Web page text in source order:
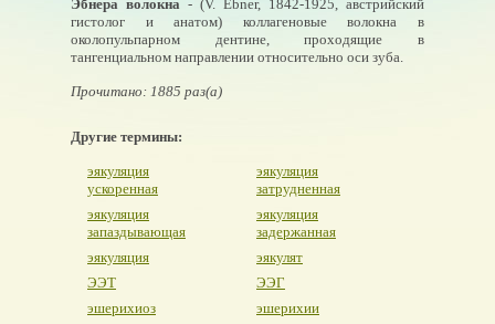
Эбнера волокна - (V. Ebner, 1842-1925, австрийский
гистолог и анатом) коллагеновые волокна в
околопульпарном дентине, проходящие в
тангенциальном направлении относительно оси зуба.
Прочитано: 1885 раз(а)
Другие термины:
эякуляция
ускоренная
эякуляция
затрудненная
эякуляция
запаздывающая
эякуляция
задержанная
эякуляция
эякулят
ЭЭТ
ЭЭГ
эшерихиоз
эшерихии